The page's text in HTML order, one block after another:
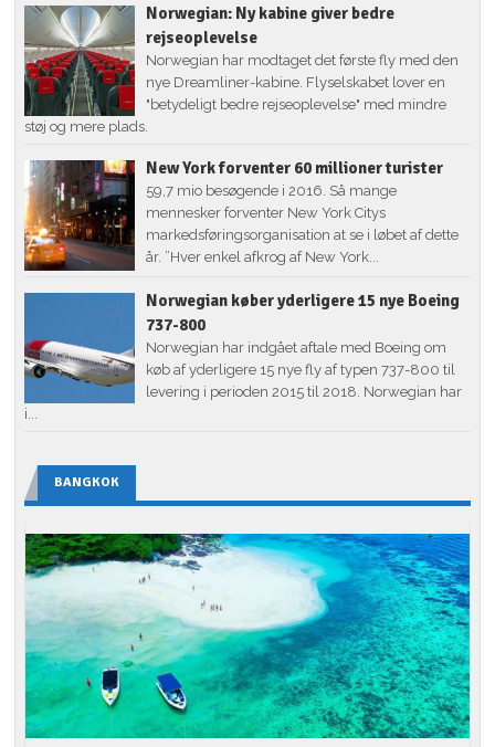
Norwegian: Ny kabine giver bedre
rejseoplevelse
Norwegian har modtaget det første fly med den
nye Dreamliner-kabine. Flyselskabet lover en
"betydeligt bedre rejseoplevelse" med mindre
støj og mere plads.
New York forventer 60 millioner turister
59,7 mio besøgende i 2016. Så mange
mennesker forventer New York Citys
markedsføringsorganisation at se i løbet af dette
år. ”Hver enkel afkrog af New York...
Norwegian køber yderligere 15 nye Boeing
737-800
Norwegian har indgået aftale med Boeing om
køb af yderligere 15 nye fly af typen 737-800 til
levering i perioden 2015 til 2018. Norwegian har
i...
BANGKOK